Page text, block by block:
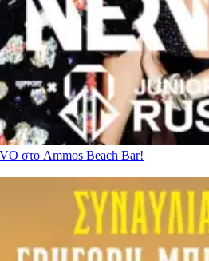
στο Ammos Beach Bar!